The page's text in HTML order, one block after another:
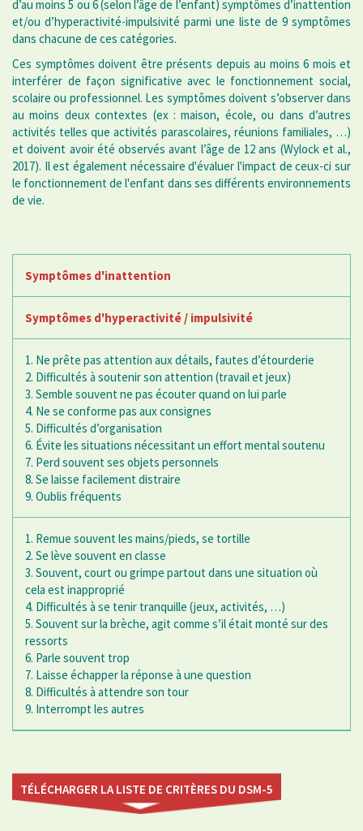
d’au moins 5 ou 6 (selon l’âge de l’enfant) symptômes d’inattention
et/ou d’hyperactivité-impulsivité parmi une liste de 9 symptômes
dans chacune de ces catégories.
Ces symptômes doivent être présents depuis au moins 6 mois et
interférer de façon significative avec le fonctionnement social,
scolaire ou professionnel. Les symptômes doivent s’observer dans
au moins deux contextes (ex : maison, école, ou dans d’autres
activités telles que activités parascolaires, réunions familiales, …)
et doivent avoir été observés avant l’âge de 12 ans (Wylock et al.,
2017). Il est également nécessaire d'évaluer l'impact de ceux-ci sur
le fonctionnement de l'enfant dans ses différents environnements
de vie.
Symptômes d'inattention
Symptômes d'hyperactivité / impulsivité
1. Ne prête pas attention aux détails, fautes d’étourderie
2. Difficultés à soutenir son attention (travail et jeux)
3. Semble souvent ne pas écouter quand on lui parle
4. Ne se conforme pas aux consignes
5. Difficultés d’organisation
6. Évite les situations nécessitant un effort mental soutenu
7. Perd souvent ses objets personnels
8. Se laisse facilement distraire
9. Oublis fréquents
1. Remue souvent les mains/pieds, se tortille
2. Se lève souvent en classe
3. Souvent, court ou grimpe partout dans une situation où
cela est inapproprié
4. Difficultés à se tenir tranquille (jeux, activités, …)
5. Souvent sur la brèche, agit comme s’il était monté sur des
ressorts
6. Parle souvent trop
7. Laisse échapper la réponse à une question
8. Difficultés à attendre son tour
9. Interrompt les autres
TÉLÉCHARGER LA LISTE DE CRITÈRES DU DSM-5